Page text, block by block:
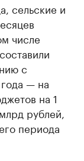
сельские и
числе
с
— на
на 1
рублей,
периода